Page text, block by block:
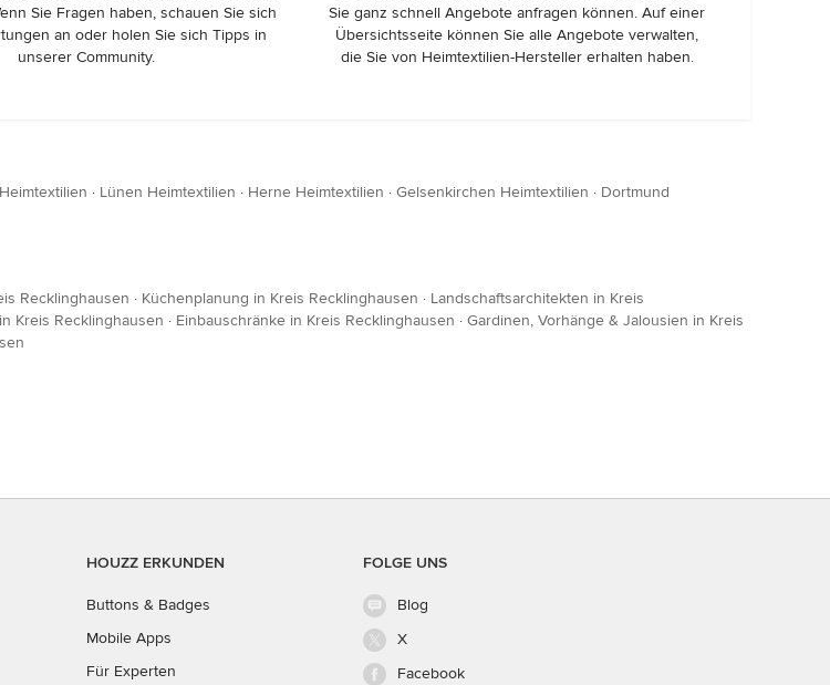
Sie Fragen haben, schauen Sie sich
an oder holen Sie sich Tipps in
unserer Community.
Sie ganz schnell Angebote anfragen können. Auf einer
Übersichtsseite können Sie alle Angebote verwalten,
die Sie von Heimtextilien-Hersteller erhalten haben.
· Lünen Heimtextilien · Herne Heimtextilien · Gelsenkirchen Heimtextilien · Dortmund
Recklinghausen · Küchenplanung in Kreis Recklinghausen · Landschaftsarchitekten in Kreis
Kreis Recklinghausen · Einbauschränke in Kreis Recklinghausen · Gardinen, Vorhänge & Jalousien in Kreis
HOUZZ ERKUNDEN
Buttons & Badges
Mobile Apps
Für Experten
FOLGE UNS
Blog
X
Facebook